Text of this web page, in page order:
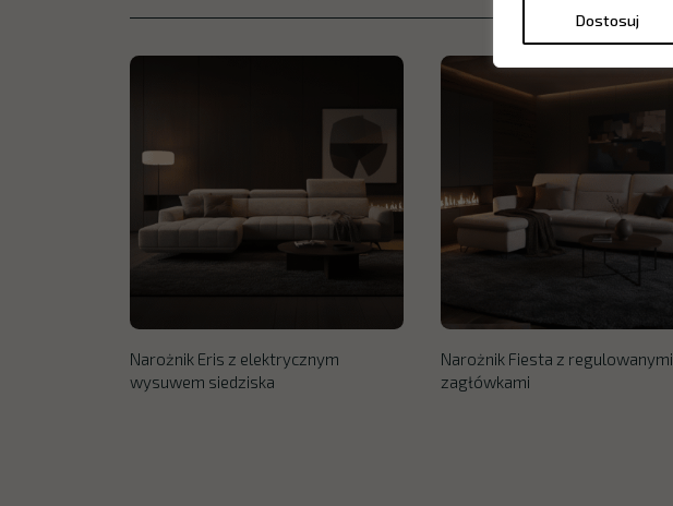
Dostosuj
Narożnik Eris z elektrycznym
wysuwem siedziska
Narożnik Fiesta z regulowanymi
zagłówkami